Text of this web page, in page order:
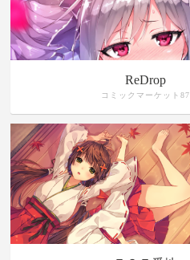
ReDrop
コミックマーケット87